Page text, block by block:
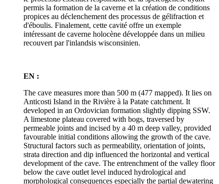
permis la formation de la caverne et la création de conditions
propices au déclenchement des processus de gélifraction et
d'éboulis. Finalement, cette cavité offre un exemple
intéressant de caverne holocène développée dans un milieu
recouvert par l'inlandsis wisconsinien.
EN :
The cave measures more than 500 m (477 mapped). It lies on
Anticosti Island in the Rivière à la Patate catchment. It
developed in an Ordovician formation slightly dipping SSW.
A limestone plateau covered with bogs, traversed by
permeable joints and incised by a 40 m deep valley, provided
favourable initial conditions allowing the growth of the cave.
Structural factors such as permeability, orientation of joints,
strata direction and dip influenced the horizontal and vertical
development of the cave. The entrenchment of the valley floor
below the cave outlet level induced hydrological and
morphological consequences especially the partial dewatering